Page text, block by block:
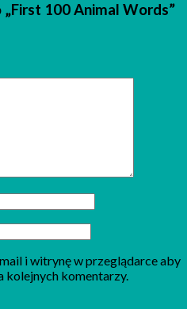
100 Animal Words”
i witrynę w przeglądarce aby
kolejnych komentarzy.